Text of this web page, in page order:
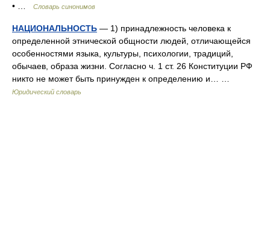
• …
Словарь синонимов
НАЦИОНАЛЬНОСТЬ — 1) принадлежность человека к
определенной этнической общности людей, отличающейся
особенностями языка, культуры, психологии, традиций,
обычаев, образа жизни. Согласно ч. 1 ст. 26 Конституции РФ
никто не может быть принужден к определению и… …
Юридический словарь